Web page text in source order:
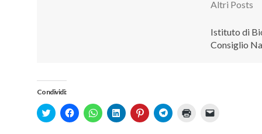
Altri Posts
Istituto di
Consiglio
Condividi:
Click
to
Fai
clic
Fai
clic
Fai
clic
Fai
clic
Fai
clic